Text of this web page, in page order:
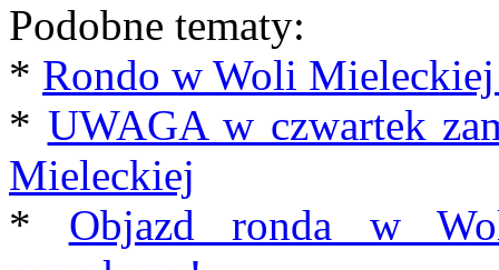
Podobne tematy:
* Rondo w Woli
* UWAGA w czwartek
Mieleckiej
* Objazd ronda w